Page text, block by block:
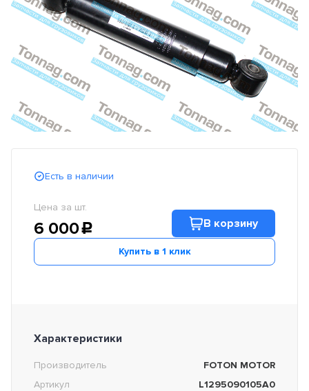
Есть в наличии
Цена за шт.
6 000c В корзину
Купить в 1 клик
Характеристики
Производитель
FOTON MOTOR
Артикул
L1295090105A0